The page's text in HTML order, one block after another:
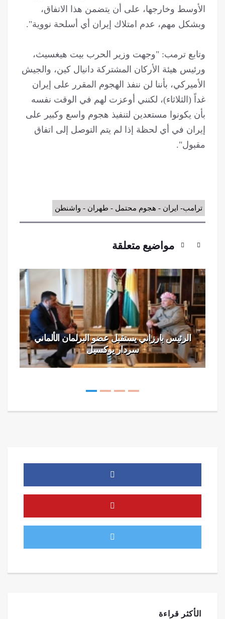
الأوسط وخارجها، على أن يتضمن هذا الاتفاق،
وبشكل مهم، عدم امتلاك إيران أي أسلحة نووية".
وتابع ترمب: "وجهت وزير الحرب بيت هيغسيث،
ورئيس هيئة الأركان المشتركة دانيال كين، والجيش
الأميركي، بأننا لن ننفذ الهجوم المقرر على إيران
غداً (الثلاثاء)، لكنني أوعزت لهم في الوقت نفسه
بأن يكونوا مستعدين لتنفيذ هجوم واسع وكبير على
إيران في أي لحظة إذا لم يتم التوصل إلى اتفاق
مقبول".
ترامب- ايران - هجوم محتمل - طهران - واشنطن
مواضيع متعلقة
إيران تعلن مواصلة إغلاق مضيق هرمز حتى
تقبل الولايات المتحدة كل شروطها
الأكثر قراءة